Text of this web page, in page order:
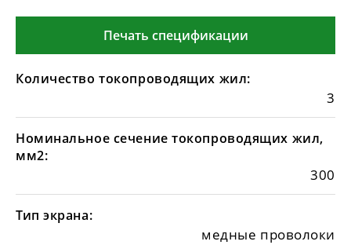
Печать спецификации
Количество токопроводящих жил:
3
Номинальное сечение токопроводящих жил,
мм2:
300
Тип экрана:
медные проволоки